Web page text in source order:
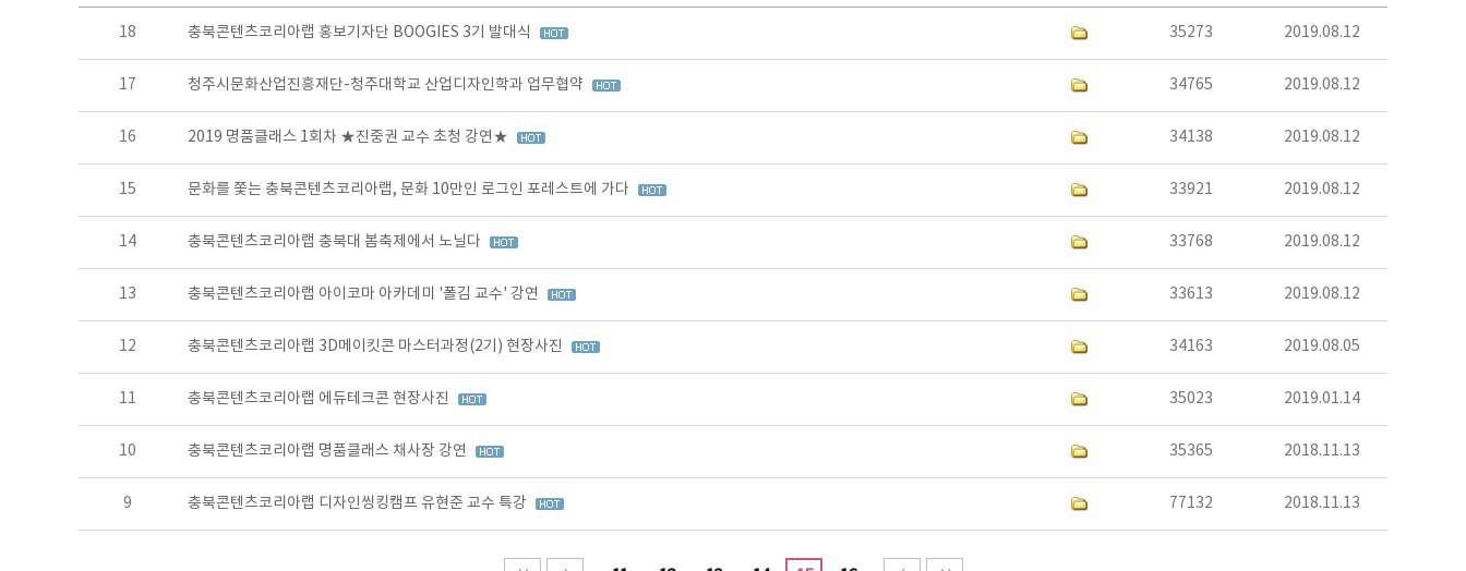
콘텐츠이슈 목록 - 번호, 제목, 작성자, 파일, 조회수, 작성일 정보 제공
18 충북콘텐츠코리아랩 홍보기자단 BOOGIES 3기 발대식 35273 2019.08.12
17 청주시문화산업진흥재단-청주대학교 산업디자인학과 업무협약 34765 2019.08.12
16 2019 명품클래스 1회차 ★진중권 교수 초청 강연★ 34138 2019.08.12
15 문화를 쫓는 충북콘텐츠코리아랩, 문화 10만인 로그인 포레스트에 가다 33921 2019.08.12
14 충북콘텐츠코리아랩 충북대 봄축제에서 노닐다 33768 2019.08.12
13 충북콘텐츠코리아랩 아이코마 아카데미 '폴김 교수' 강연 33613 2019.08.12
12 충북콘텐츠코리아랩 3D메이킷콘 마스터과정(2기) 현장사진 34163 2019.08.05
11 충북콘텐츠코리아랩 에듀테크콘 현장사진 35023 2019.01.14
10 충북콘텐츠코리아랩 명품클래스 채사장 강연 35365 2018.11.13
9 충북콘텐츠코리아랩 디자인씽킹캠프 유현준 교수 특강 77132 2018.11.13